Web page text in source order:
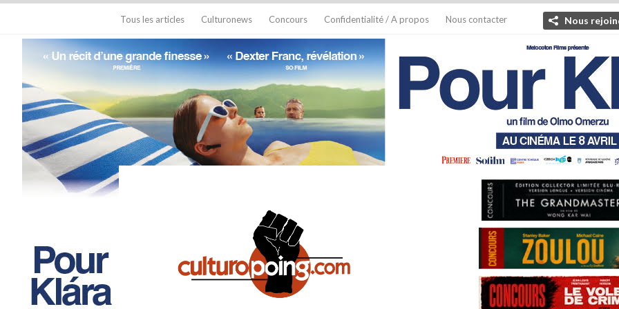
Tous les articles Culturonews Concours Confidentialité / A propos Nous contacter Nous